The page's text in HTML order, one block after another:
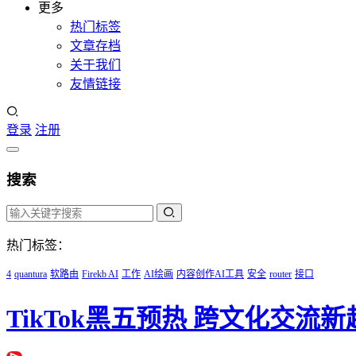
更多
热门标签
文章存档
关于我们
友情链接
登录 注册
搜索
热门标签：
4 quantura 软路由 Firekb AI 工作 AI绘画 内容创作AI工具 安全 router 接口
TikTok黑五预热 跨文化交流新